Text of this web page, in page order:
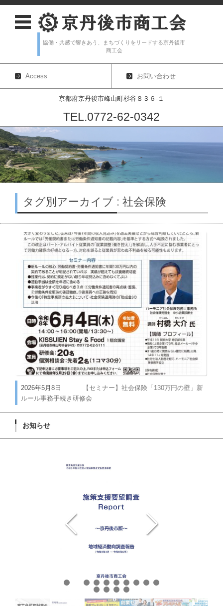
協働・共感で響きあう、まちづくりをリードする京丹後市
商工会
Access お問い合わせ
京都府京丹後市峰山町杉谷８３６-１
TEL.0772-62-0342
コンテンツに移動
タグ別アーカイブ : 社会保険
2026年5月8日
【セミナー】社会保険「130万円の壁」新
ルール事務手続き研修会
お知らせ